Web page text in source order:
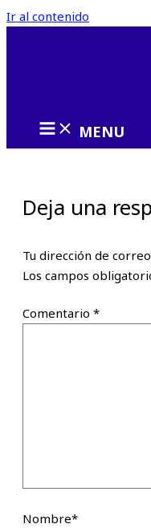
Ir al contenido
MENU
Deja una
Tu dirección de
Los campos
Comentario *
Nombre*